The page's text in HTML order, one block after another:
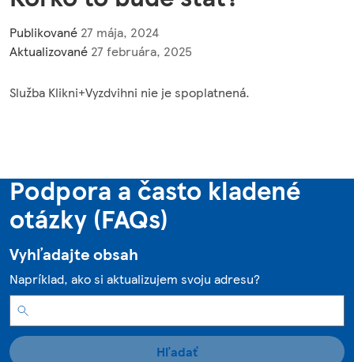
Publikované 27 mája, 2024
Aktualizované 27 februára, 2025
Služba Klikni+Vyzdvihni nie je spoplatnená.
Podpora a často kladené
otázky (FAQs)
Vyhľadajte obsah
Napríklad, ako si aktualizujem svoju adresu?
Hľadať